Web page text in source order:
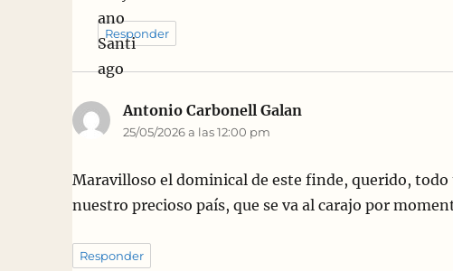
Responder
Antonio Carbonell Galan
25/05/2026 a las 12:00 pm
Maravilloso el dominical de este finde, querido,
nuestro precioso país, que se va al carajo por
Responder